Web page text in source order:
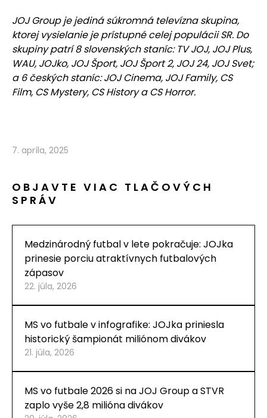
JOJ Group je jediná súkromná televízna skupina,
ktorej vysielanie je prístupné celej populácii SR. Do
skupiny patrí 8 slovenských staníc: TV JOJ, JOJ Plus,
WAU, JOJko, JOJ Šport, JOJ Šport 2, JOJ 24, JOJ Svet;
a 6 českých staníc: JOJ Cinema, JOJ Family, CS
Film, CS Mystery, CS History a CS Horror.
7. apríla, 2025
OBJAVTE VIAC TLAČOVÝCH
SPRÁV
Medzinárodný futbal v lete pokračuje: JOJka
prinesie porciu atraktívnych futbalových
zápasov
22. júla, 2026
MS vo futbale v infografike: JOJka priniesla
historický šampionát miliónom divákov
21. júla, 2026
MS vo futbale 2026 si na JOJ Group a STVR
zaplo vyše 2,8 milióna divákov